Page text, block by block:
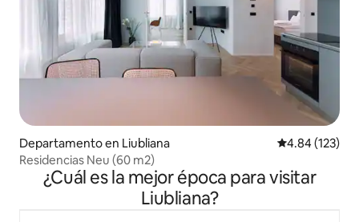
Departamento en Liubliana Calificación
4.84 (123)
Residencias Neu (60 m2)
¿Cuál es la mejor época para visitar
Liubliana?